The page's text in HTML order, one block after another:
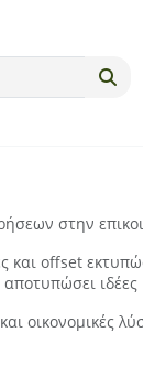
στην
offset
ιδέες
οικονομικές